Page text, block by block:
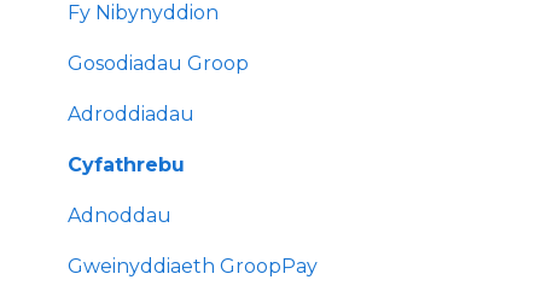
Fy Nibynyddion
Gosodiadau Groop
Adroddiadau
Cyfathrebu
Adnoddau
Gweinyddiaeth GroopPay